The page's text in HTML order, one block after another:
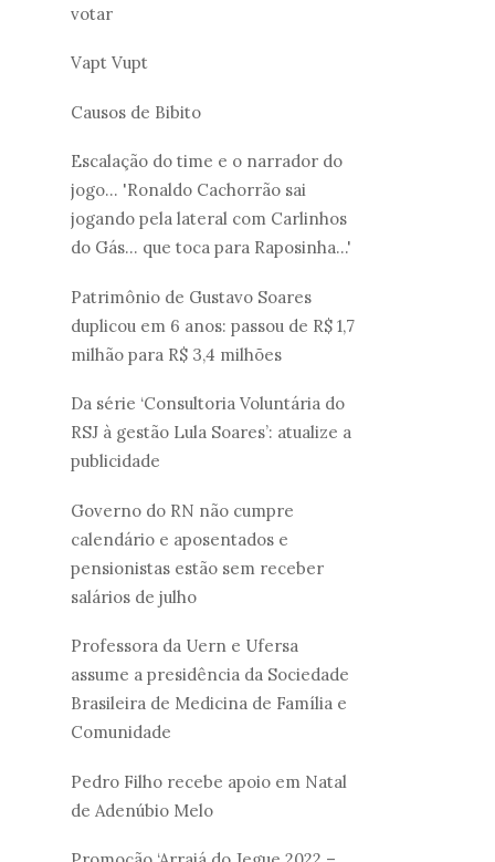
votar
Vapt Vupt
Causos de Bibito
Escalação do time e o narrador do
jogo... 'Ronaldo Cachorrão sai
jogando pela lateral com Carlinhos
do Gás... que toca para Raposinha...'
Patrimônio de Gustavo Soares
duplicou em 6 anos: passou de R$ 1,7
milhão para R$ 3,4 milhões
Da série ‘Consultoria Voluntária do
RSJ à gestão Lula Soares’: atualize a
publicidade
Governo do RN não cumpre
calendário e aposentados e
pensionistas estão sem receber
salários de julho
Professora da Uern e Ufersa
assume a presidência da Sociedade
Brasileira de Medicina de Família e
Comunidade
Pedro Filho recebe apoio em Natal
de Adenúbio Melo